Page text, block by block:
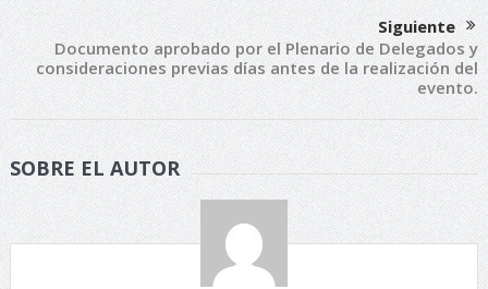
Siguiente
Documento aprobado por el Plenario de Delegados y
consideraciones previas días antes de la realización del
evento.
SOBRE EL AUTOR